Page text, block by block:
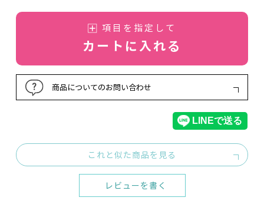
項目を指定して
カートに入れる
商品についてのお問い合わせ
これと似た商品を見る
レビューを書く